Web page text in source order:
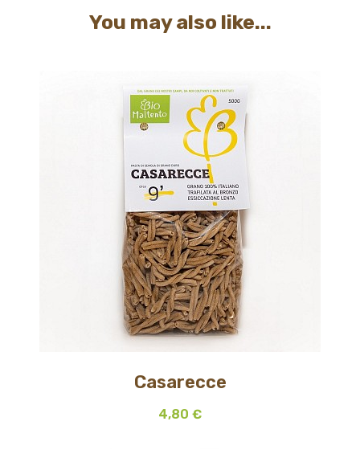
You may also like...
Casarecce
4,80 €